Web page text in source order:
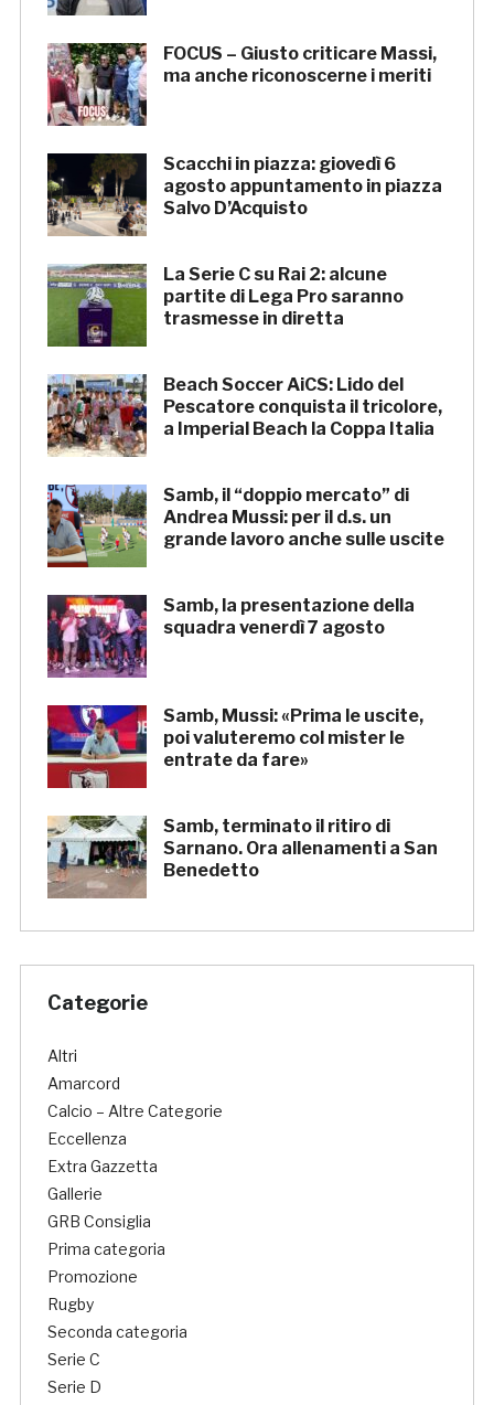
FOCUS – Giusto criticare Massi,
ma anche riconoscerne i meriti
Scacchi in piazza: giovedì 6
agosto appuntamento in piazza
Salvo D’Acquisto
La Serie C su Rai 2: alcune
partite di Lega Pro saranno
trasmesse in diretta
Beach Soccer AiCS: Lido del
Pescatore conquista il tricolore,
a Imperial Beach la Coppa Italia
Samb, il “doppio mercato” di
Andrea Mussi: per il d.s. un
grande lavoro anche sulle uscite
Samb, la presentazione della
squadra venerdì 7 agosto
Samb, Mussi: «Prima le uscite,
poi valuteremo col mister le
entrate da fare»
Samb, terminato il ritiro di
Sarnano. Ora allenamenti a San
Benedetto
Categorie
Altri
Amarcord
Calcio – Altre Categorie
Eccellenza
Extra Gazzetta
Gallerie
GRB Consiglia
Prima categoria
Promozione
Rugby
Seconda categoria
Serie C
Serie D